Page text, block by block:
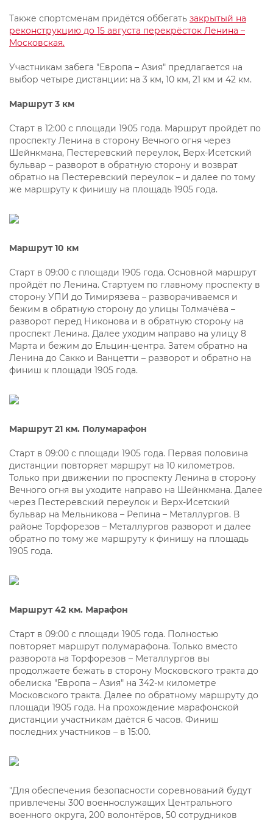
Также спортсменам придётся оббегать закрытый на
реконструкцию до 15 августа перекрёсток Ленина –
Московская.
Участникам забега "Европа – Азия" предлагается на
выбор четыре дистанции: на 3 км, 10 км, 21 км и 42 км.
Маршрут 3 км
Старт в 12:00 с площади 1905 года. Маршрут пройдёт по
проспекту Ленина в сторону Вечного огня через
Шейнкмана, Пестеревский переулок, Верх-Исетский
бульвар – разворот в обратную сторону и возврат
обратно на Пестеревский переулок – и далее по тому
же маршруту к финишу на площадь 1905 года.
Маршрут 10 км
Старт в 09:00 с площади 1905 года. Основной маршрут
пройдёт по Ленина. Стартуем по главному проспекту в
сторону УПИ до Тимирязева – разворачиваемся и
бежим в обратную сторону до улицы Толмачёва –
разворот перед Никонова и в обратную сторону на
проспект Ленина. Далее уходим направо на улицу 8
Марта и бежим до Ельцин-центра. Затем обратно на
Ленина до Сакко и Ванцетти – разворот и обратно на
финиш к площади 1905 года.
Маршрут 21 км. Полумарафон
Старт в 09:00 с площади 1905 года. Первая половина
дистанции повторяет маршрут на 10 километров.
Только при движении по проспекту Ленина в сторону
Вечного огня вы уходите направо на Шейнкмана. Далее
через Пестеревский переулок и Верх-Исетский
бульвар на Мельникова – Репина – Металлургов. В
районе Торфорезов – Металлургов разворот и далее
обратно по тому же маршруту к финишу на площадь
1905 года.
Маршрут 42 км. Марафон
Старт в 09:00 с площади 1905 года. Полностью
повторяет маршрут полумарафона. Только вместо
разворота на Торфорезов – Металлургов вы
продолжаете бежать в сторону Московского тракта до
обелиска "Европа – Азия" на 342-м километре
Московского тракта. Далее по обратному маршруту до
площади 1905 года. На прохождение марафонской
дистанции участникам даётся 6 часов. Финиш
последних участников – в 15:00.
"Для обеспечения безопасности соревнований будут
привлечены 300 военнослужащих Центрального
военного округа, 200 волонтёров, 50 сотрудников